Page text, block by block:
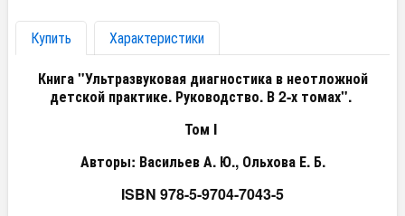
Купить
Характеристики
Книга "Ультразвуковая диагностика в неотложной
детской практике. Руководство. В 2-х томах".
Том I
Авторы: Васильев А. Ю., Ольхова Е. Б.
ISBN 978-5-9704-7043-5